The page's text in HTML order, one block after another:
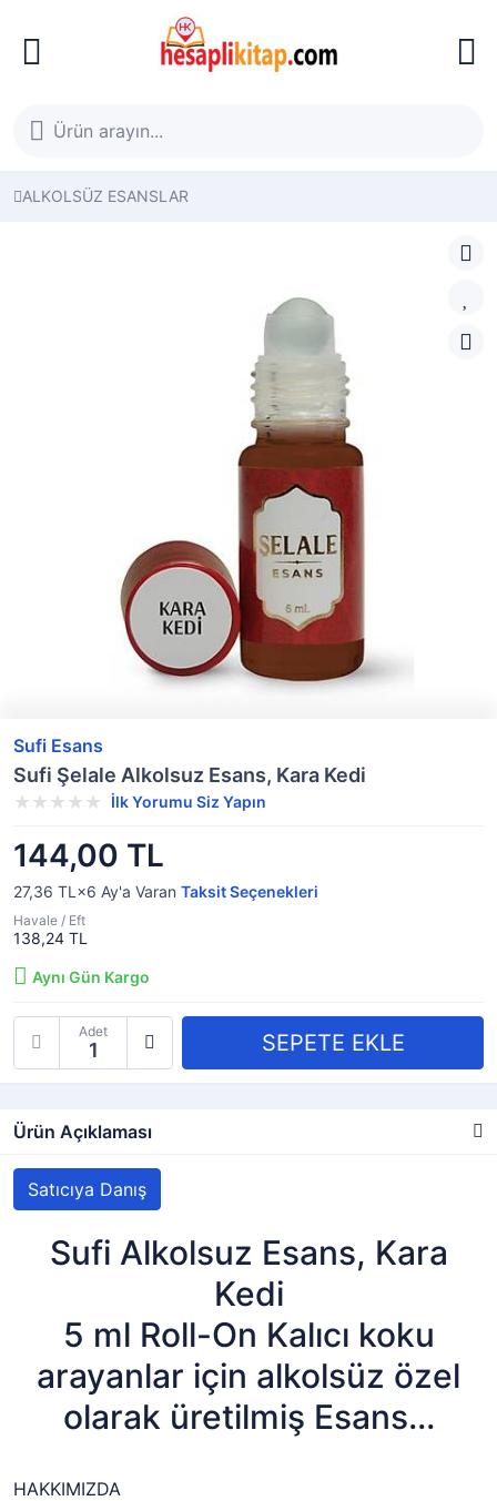
ALKOLSÜZ ESANSLAR
Sufi Esans
Sufi Şelale Alkolsuz Esans, Kara Kedi
İlk Yorumu Siz Yapın
144,00 TL
27,36 TL×6 Ay'a Varan Taksit Seçenekleri
Havale / Eft
138,24 TL
Aynı Gün Kargo
Adet
Ürün Açıklaması
Satıcıya Danış
Sufi Alkolsuz Esans, Kara
Kedi
5 ml Roll-On Kalıcı koku
arayanlar için alkolsüz özel
olarak üretilmiş Esans...
HAKKIMIZDA